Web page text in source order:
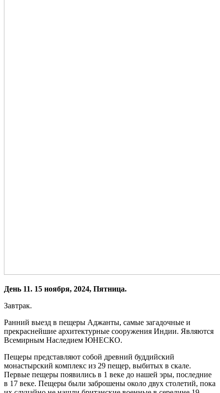
День 11. 15 ноября, 2024, Пятница.
Завтрак.
Ранний выезд в пещеры Аджанты, самые загадочные и
прекраснейшие архитектурные сооружения Индии. Являются
Всемирным Наследием ЮНЕСКО.
Пещеры представляют собой древний буддийский
монастырский комплекс из 29 пещер, выбитых в скале.
Первые пещеры появились в 1 веке до нашей эры, последние
в 17 веке. Пещеры были заброшены около двух столетий, пока